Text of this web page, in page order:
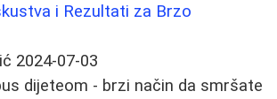
i Rezultati za Brzo
2024-07-03
dijeteom - brzi način da smršate